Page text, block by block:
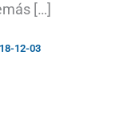
[…]
12-03